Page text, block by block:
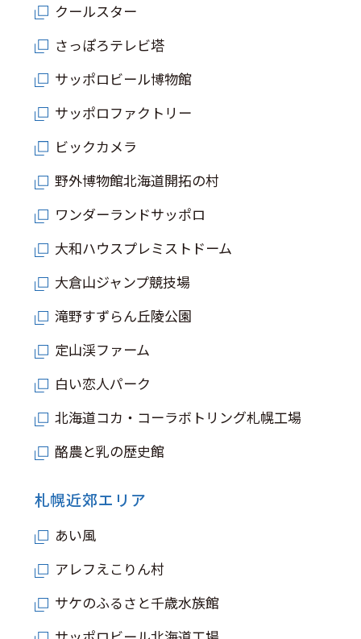
クールスター
さっぽろテレビ塔
サッポロビール博物館
サッポロファクトリー
ビックカメラ
野外博物館北海道開拓の村
ワンダーランドサッポロ
大和ハウスプレミストドーム
大倉山ジャンプ競技場
滝野すずらん丘陵公園
定山渓ファーム
白い恋人パーク
北海道コカ・コーラボトリング札幌工場
酪農と乳の歴史館
札幌近郊エリア
あい風
アレフえこりん村
サケのふるさと千歳水族館